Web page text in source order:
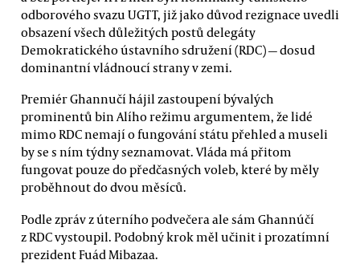
odborového svazu UGTT, již jako důvod rezignace uvedli
obsazení všech důležitých postů delegáty
Demokratického ústavního sdružení (RDC) — dosud
dominantní vládnoucí strany v zemi.
Premiér Ghannučí hájil zastoupení bývalých
prominentů bin Alího režimu argumentem, že lidé
mimo RDC nemají o fungování státu přehled a museli
by se s ním týdny seznamovat. Vláda má přitom
fungovat pouze do předčasných voleb, které by měly
proběhnout do dvou měsíců.
Podle zpráv z úterního podvečera ale sám Ghannúčí
z RDC vystoupil. Podobný krok měl učinit i prozatímní
prezident Fuád Mibazaa.